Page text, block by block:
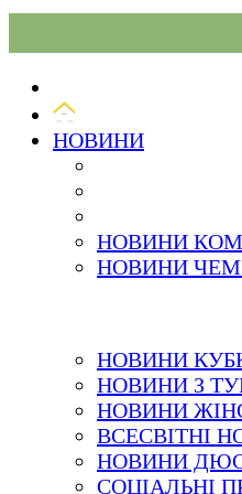
НОВИНИ
НОВИНИ
НОВИНИ
НОВИНИ
НОВИНИ З
НОВИНИ
ВСЕСВІТНІ
НОВИНИ
СОЦІАЛЬНІ